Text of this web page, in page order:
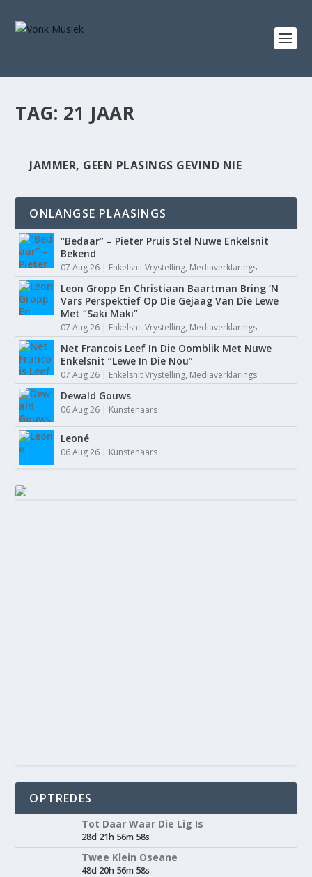
TAG: 21 JAAR
CARL KITSHOFF SE “21 JAAR”: ’N ROU
GETUIENIS VAN S...
JAMMER, GEEN PLASINGS GEVIND NIE
ONLANGSE PLAASINGS
“Bedaar” – Pieter Pruis Stel Nuwe Enkelsnit
Bekend
07 Aug 26 | Enkelsnit Vrystelling, Mediaverklarings
Leon Gropp En Christiaan Baartman Bring ’N
Vars Perspektief Op Die Gejaag Van Die Lewe
Met “Saki Maki”
07 Aug 26 | Enkelsnit Vrystelling, Mediaverklarings
Net Francois Leef In Die Oomblik Met Nuwe
Enkelsnit “Lewe In Die Nou”
07 Aug 26 | Enkelsnit Vrystelling, Mediaverklarings
Dewald Gouws
06 Aug 26 | Kunstenaars
Leoné
06 Aug 26 | Kunstenaars
OPTREDES
Tot Daar Waar Die Lig Is
28d 21h 56m 58s
Twee Klein Oseane
48d 20h 56m 58s